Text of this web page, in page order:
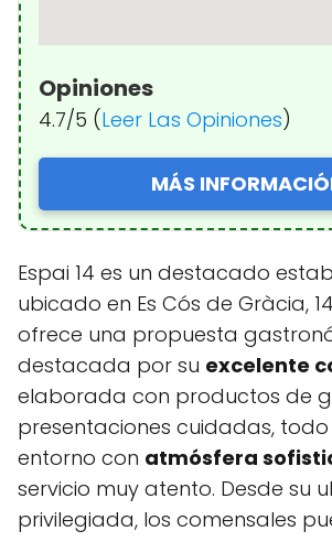
Opiniones
4.7/5 (Leer Las Opiniones)
MÁS
Espai 14 es un destacado
ubicado en Es Cós de Gràcia,
ofrece una propuesta
destacada por su excelente
elaborada con productos de
presentaciones cuidadas, todo
entorno con atmósfera
servicio muy atento. Desde su
privilegiada, los comensales